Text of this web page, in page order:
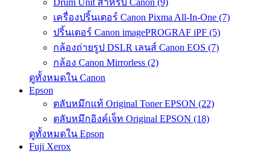
Drum Unit สำหรับ Canon (9)
เครื่องปริ้นเตอร์ Canon Pixma All-In-One (7)
ปริ้นเตอร์ Canon imagePROGRAF iPF (5)
กล้องถ่ายรูป DSLR เลนส์ Canon EOS (7)
กล้อง Canon Mirrorless (2)
ดูทั้งหมดใน Canon
Epson
ตลับหมึกแท้ Original Toner EPSON (22)
ตลับหมึกอิงค์เจ็ท Original EPSON (18)
ดูทั้งหมดใน Epson
Fuji Xerox